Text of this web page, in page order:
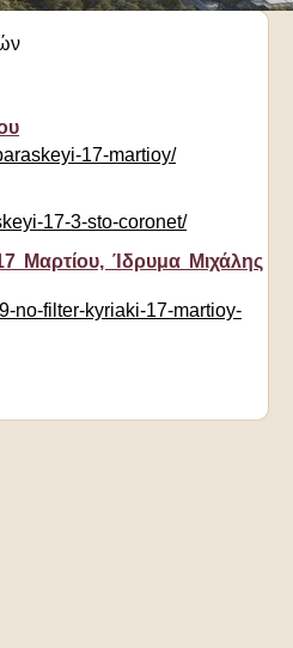
17-martioy/
17-3-sto-coronet/
Μαρτίου, Ίδρυμα Μιχάλης
no-filter-kyriaki-17-martioy-